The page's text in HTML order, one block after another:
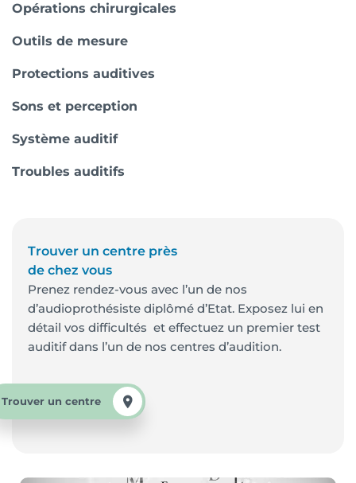
Opérations chirurgicales
Outils de mesure
Protections auditives
Sons et perception
Système auditif
Troubles auditifs
Trouver un centre près
de chez vous
Prenez rendez-vous avec l’un de nos
d’audioprothésiste diplômé d’Etat. Exposez lui en
détail vos difficultés et effectuez un premier test
auditif dans l’un de nos centres d’audition.
Trouver un centre